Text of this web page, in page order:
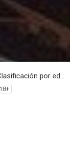
Clasificación por edades